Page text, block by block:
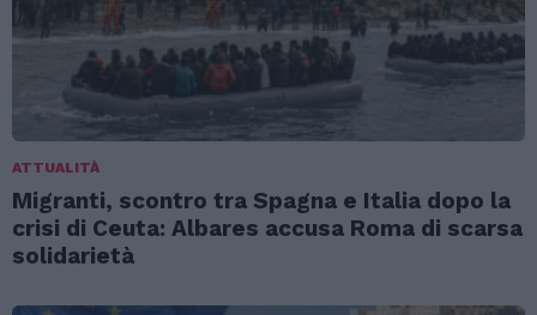
ATTUALITÀ
Migranti, scontro tra Spagna e Italia dopo la
crisi di Ceuta: Albares accusa Roma di scarsa
solidarietà